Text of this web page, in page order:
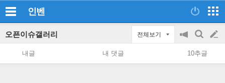
인벤
오픈이슈갤러리 전체보기
공
지
on/off
검
색
글
쓰
내글 내 댓글 10추글